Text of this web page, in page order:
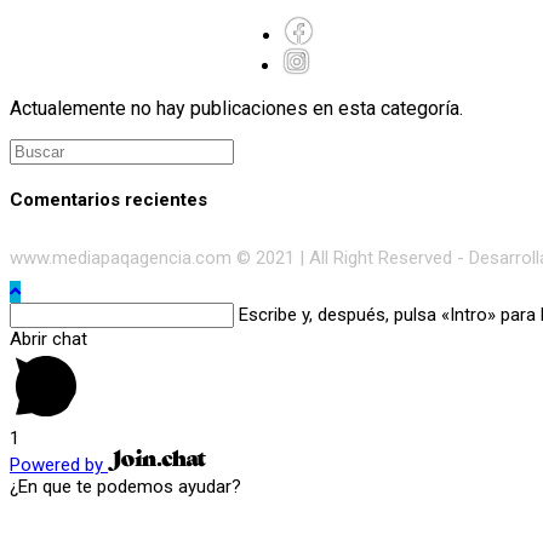
Actualemente no hay publicaciones en esta categoría.
Comentarios recientes
www.mediapaqagencia.com © 2021 | All Right Reserved -
en
esta
web
Escribe y, después, pulsa «Intro» para
Abrir chat
1
Powered by
¿En que te podemos ayudar?